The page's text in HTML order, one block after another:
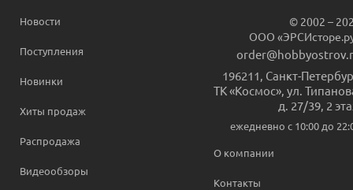
Новости
Поступления
Новинки
Хиты продаж
Распродажа
Видеообзоры
© 2002 –
ООО
196211 Санкт-
ТК «Космос», ул.
д. 27/39, 2
ежедневно c 10:00 до
О компании
Контакты